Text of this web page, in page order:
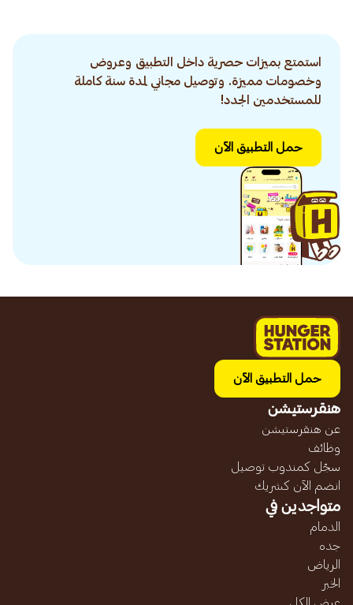
استمتع بميزات حصرية داخل التطبيق وعروض
وخصومات مميزة. وتوصيل مجاني لمدة سنة كاملة
للمستخدمين الجدد!
حمل التطبيق الآن
حمل التطبيق الآن
هنقرستيشن
عن هنقرستيشن
وظائف
سجّل كمندوب توصيل
انضم الآن كشريك
متواجدين في
الدمام
جده
الرياض
الخبر